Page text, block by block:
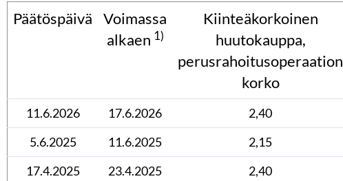
Päätöspäivä
Voimassa
alkaen 1)
Kiinteäkorkoinen
huutokauppa,
perusrahoitusoperaation
korko
11.6.2026 17.6.2026 2,40
5.6.2025
11.6.2025 2,15
17.4.2025
23.4.2025 2,40